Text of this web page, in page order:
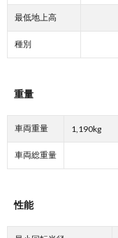
最低地上高
種別
重量
車両重量 1,190kg
車両総重量
性能